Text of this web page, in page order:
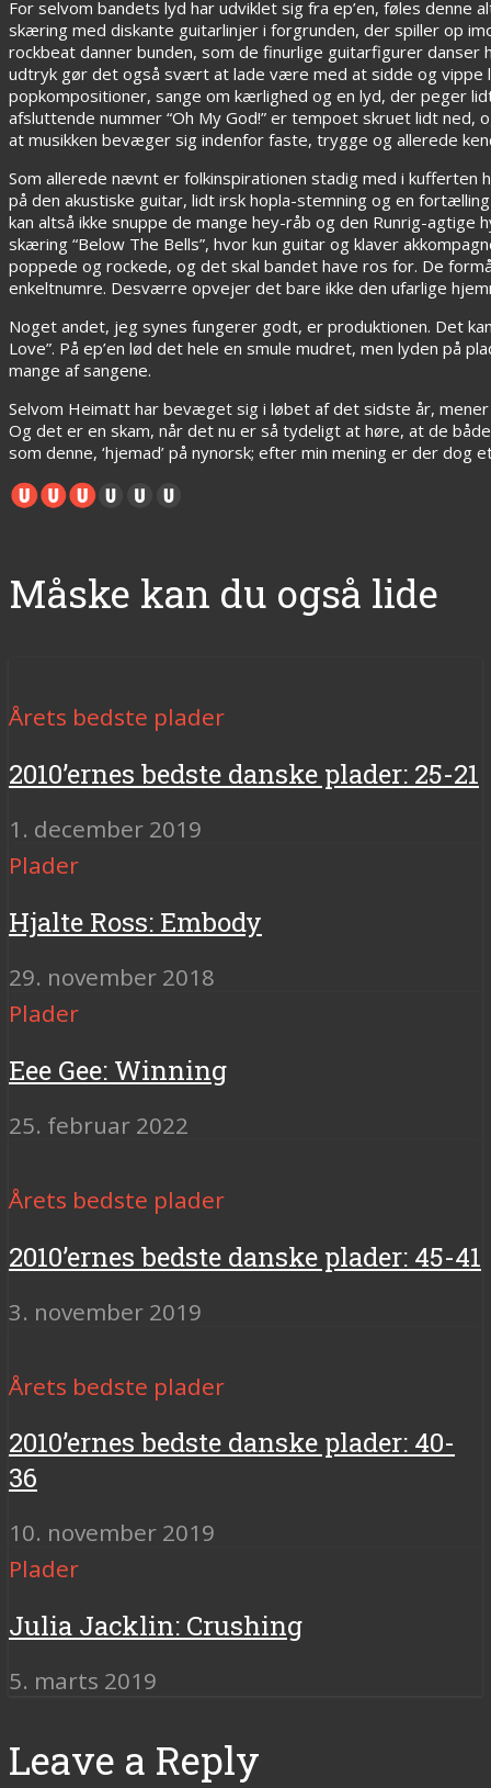
For selvom bandets lyd har udviklet sig fra ep’en, føles denne
skæring med diskante guitarlinjer i forgrunden, der spiller op
rockbeat danner bunden, som de finurlige guitarfigurer
udtryk gør det også svært at lade være med at sidde og vippe
popkompositioner, sange om kærlighed og en lyd, der peger
afsluttende nummer “Oh My God!” er tempoet skruet lidt
at musikken bevæger sig indenfor faste, trygge og allerede
Som allerede nævnt er folkinspirationen stadig med i
på den akustiske guitar, lidt irsk hopla-stemning og en
kan altså ikke snuppe de mange hey-råb og den Runrig-
skæring “Below The Bells”, hvor kun guitar og klaver
poppede og rockede, og det skal bandet have ros for. De
enkeltnumre. Desværre opvejer det bare ikke den ufarlige
Noget andet, jeg synes fungerer godt, er produktionen. Det
Love”. På ep’en lød det hele en smule mudret, men lyden på
mange af sangene.
Selvom Heimatt har bevæget sig i løbet af det sidste år,
Og det er en skam, når det nu er så tydeligt at høre, at de
som denne, ‘hjemad’ på nynorsk; efter min mening er der dog
Måske kan du også lide
Årets bedste plader
2010’ernes bedste danske plader: 25-21
1. december 2019
Plader
Hjalte Ross: Embody
29. november 2018
Plader
Eee Gee: Winning
25. februar 2022
Årets bedste plader
2010’ernes bedste danske plader: 45-41
3. november 2019
Årets bedste plader
2010’ernes bedste danske plader: 40-
36
10. november 2019
Plader
Julia Jacklin: Crushing
5. marts 2019
Leave a Reply